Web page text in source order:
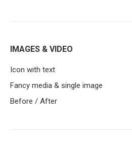
IMAGES & VIDEO
Icon with text
Fancy media & single image
Before / After